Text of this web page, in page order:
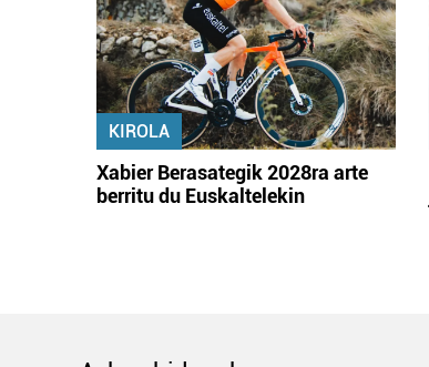
KIROLA
Xabier Berasategik 2028ra arte
berritu du Euskaltelekin